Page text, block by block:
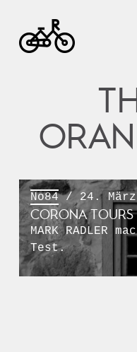
No84/ 24. März
CORONA
MARK RADLER
Test.